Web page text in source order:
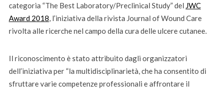
categoria “The Best Laboratory/Preclinical Study” del JWC
Award 2018, l’iniziativa della rivista Journal of Wound Care
rivolta alle ricerche nel campo della cura delle ulcere cutanee.
Il riconoscimento è stato attribuito dagli organizzatori
dell’iniziativa per “la multidisciplinarietà, che ha consentito di
sfruttare varie competenze professionali e affrontare il